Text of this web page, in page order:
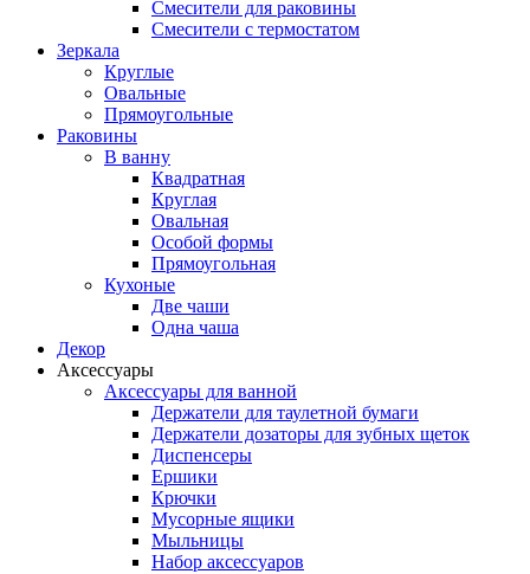
Смесители для раковины
Смесители с термостатом
Зеркала
Круглые
Овальные
Прямоугольные
Раковины
В ванну
Квадратная
Круглая
Овальная
Особой формы
Прямоугольная
Кухоные
Две чаши
Одна чаша
Декор
Аксессуары
Аксессуары для ванной
Держатели для таулетной бумаги
Держатели дозаторы для зубных щеток
Диспенсеры
Ершики
Крючки
Мусорные ящики
Мыльницы
Набор аксессуаров